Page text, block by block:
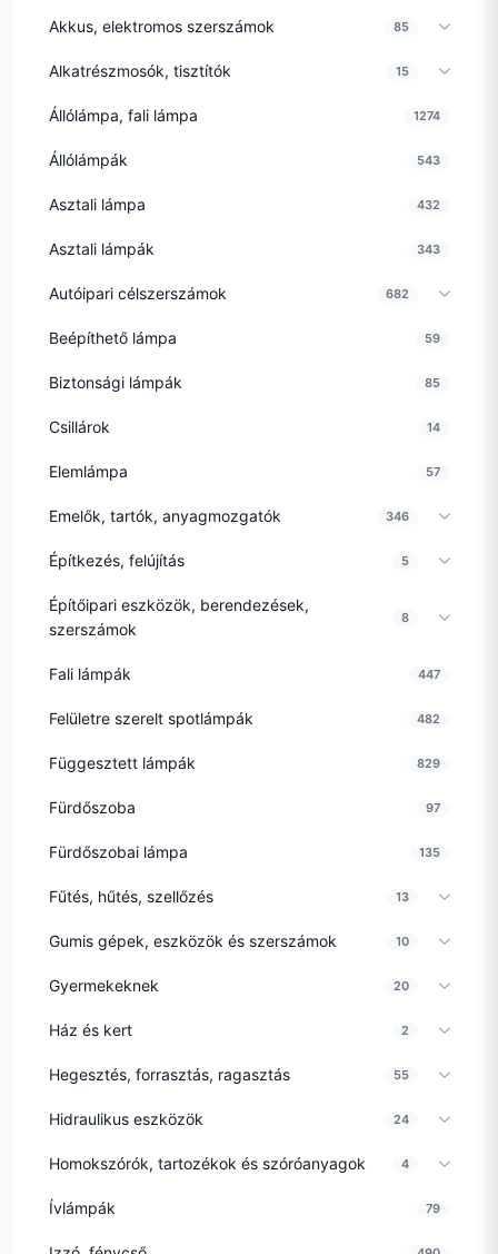
Akkus, elektromos szerszámok 85
Alkatrészmosók, tisztítók 15
Állólámpa, fali lámpa 1274
Állólámpák 543
Asztali lámpa 432
Asztali lámpák 343
Autóipari célszerszámok 682
Beépíthető lámpa 59
Biztonsági lámpák 85
Csillárok 14
Elemlámpa 57
Emelők, tartók, anyagmozgatók 346
Építkezés, felújítás 5
Építőipari eszközök, berendezések,
szerszámok
8
Fali lámpák 447
Felületre szerelt spotlámpák 482
Függesztett lámpák 829
Fürdőszoba 97
Fürdőszobai lámpa 135
Fűtés, hűtés, szellőzés 13
Gumis gépek, eszközök és szerszámok 10
Gyermekeknek 20
Ház és kert 2
Hegesztés, forrasztás, ragasztás 55
Hidraulikus eszközök 24
Homokszórók, tartozékok és szóróanyagok 4
Ívlámpák 79